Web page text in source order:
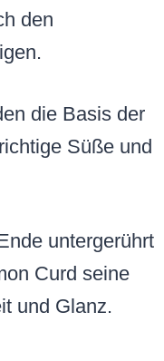
den
die Basis der
Süße und
untergerührt
Curd seine
und Glanz.